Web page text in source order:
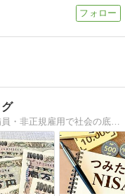
2号警備員（交通誘導員）4年目。警備員・非正規雇用で社会の底辺層に埋もれ、貧乏・貧困に悩む人たちに向け、自分の日常を紹介しつつ、気持ちを鼓舞し「節約と運用」でFIREを目指すための情報を提供するブログです。